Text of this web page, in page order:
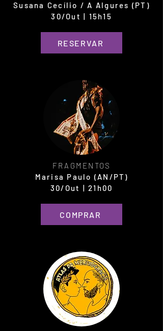
Susana Cecílio / A Algures (PT)
30/Out | 15h15
RESERVAR
FRAGMENTOS
Marisa Paulo (AN/PT)
30/Out | 21h00
COMPRAR